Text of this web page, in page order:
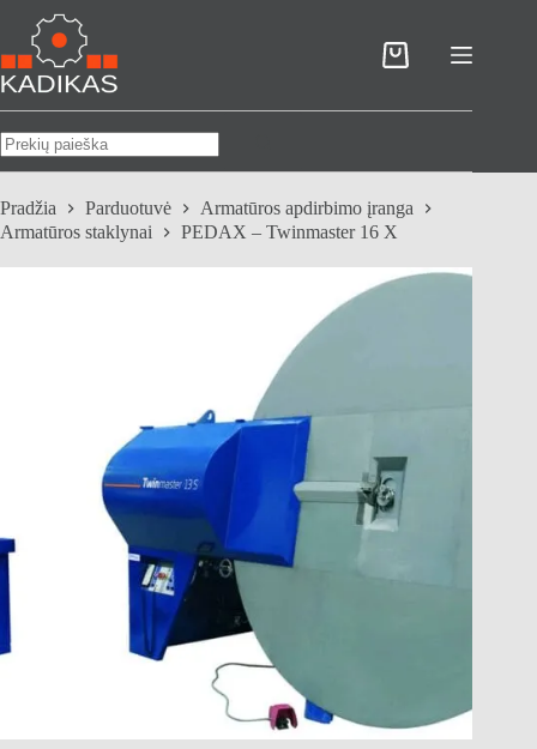
content
Pirkinių
results
Pradžia Parduotuvė
Armatūros apdirbimo įranga
Armatūros staklynai
PEDAX – Twinmaster 16 X